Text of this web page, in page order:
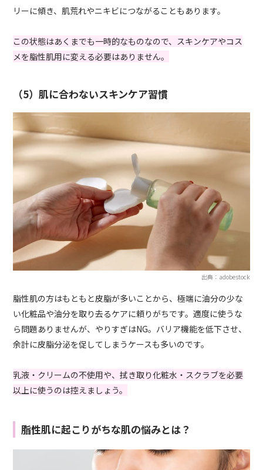
リーに傾き、肌荒れやニキビにつながることもあります。
この状態はあくまでも一時的なものなので、スキンケアやコス
メを脂性肌用に変える必要はありません。
（5）肌に合わないスキンケア習慣
出典：adobestock
脂性肌の方はもともと皮脂が多いことから、極端に油分の少な
い化粧品や油分を取り去るケアに頼りがちです。適度に使うな
ら問題ありませんが、やりすぎはNG。バリア機能を低下させ、
余計に皮脂分泌を促してしまうケースも多いのです。
乳液・クリームの不使用や、拭き取り化粧水・スクラブを必要
以上に使うのは控えましょう。
脂性肌に起こりがちな肌の悩みとは？